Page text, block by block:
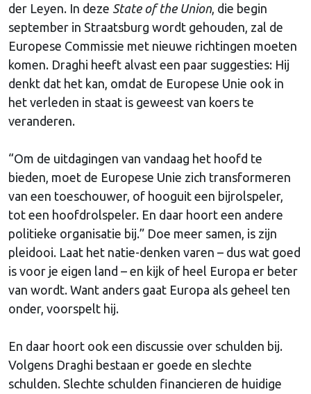
der Leyen. In deze State of the Union , die begin
september in Straatsburg wordt gehouden, zal de
Europese Commissie met nieuwe richtingen moeten
komen. Draghi heeft alvast een paar suggesties: Hij
denkt dat het kan, omdat de Europese Unie ook in
het verleden in staat is geweest van koers te
veranderen.
“Om de uitdagingen van vandaag het hoofd te
bieden, moet de Europese Unie zich transformeren
van een toeschouwer, of hooguit een bijrolspeler,
tot een hoofdrolspeler. En daar hoort een andere
politieke organisatie bij.” Doe meer samen, is zijn
pleidooi. Laat het natie-denken varen – dus wat goed
is voor je eigen land – en kijk of heel Europa er beter
van wordt. Want anders gaat Europa als geheel ten
onder, voorspelt hij.
En daar hoort ook een discussie over schulden bij.
Volgens Draghi bestaan er goede en slechte
schulden. Slechte schulden financieren de huidige